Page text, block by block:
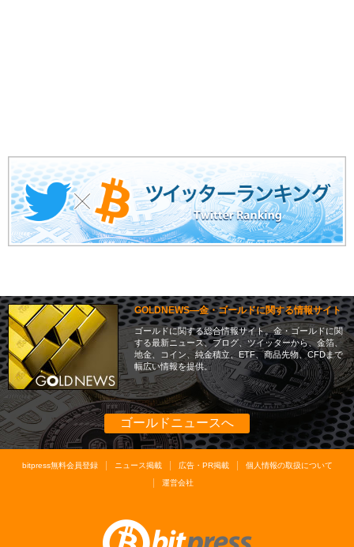
GOLDNEWS―金・ゴールドに関する情報サイト
ゴールドに関する総合情報サイト。金・ゴールドに関
する最新ニュース、ブログ、ツイッターから、金箔、
地金、コイン、純金積立、ETF、商品先物、CFDまで
幅広い情報を提供。
ゴールドニュースへ
bitpress無料会員登録 ニュース掲載 広告・PR掲載
個人情報の取扱について
運営会社